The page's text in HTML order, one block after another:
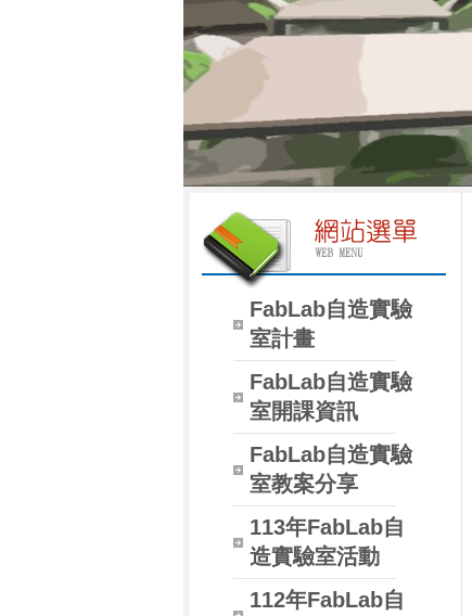
FabLab自造實驗
室計畫
FabLab自造實驗
室開課資訊
FabLab自造實驗
室教案分享
113年FabLab自
造實驗室活動
112年FabLab自